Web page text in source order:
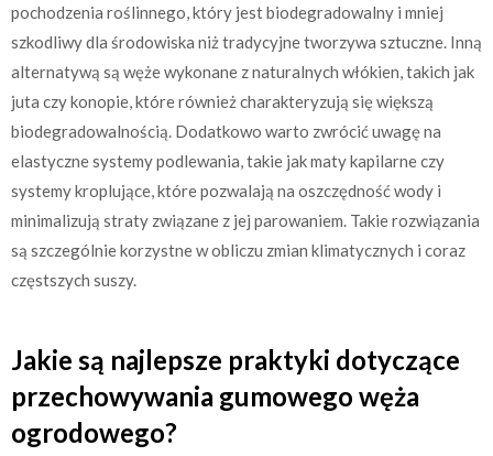
pochodzenia roślinnego, który jest biodegradowalny i mniej
szkodliwy dla środowiska niż tradycyjne tworzywa sztuczne. Inną
alternatywą są węże wykonane z naturalnych włókien, takich jak
juta czy konopie, które również charakteryzują się większą
biodegradowalnością. Dodatkowo warto zwrócić uwagę na
elastyczne systemy podlewania, takie jak maty kapilarne czy
systemy kroplujące, które pozwalają na oszczędność wody i
minimalizują straty związane z jej parowaniem. Takie rozwiązania
są szczególnie korzystne w obliczu zmian klimatycznych i coraz
częstszych suszy.
Jakie są najlepsze praktyki dotyczące
przechowywania gumowego węża
ogrodowego?